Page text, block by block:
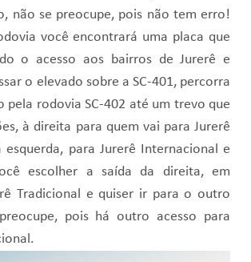
não se preocupe, pois não tem erro!
você encontrará uma placa que
o acesso aos bairros de Jurerê e
o elevado sobre a SC-401, percorra
pela rodovia SC-402 até um trevo que
à direita para quem vai para Jurerê
esquerda, para Jurerê Internacional e
escolher a saída da direita, em
Tradicional e quiser ir para o outro
pois há outro acesso para